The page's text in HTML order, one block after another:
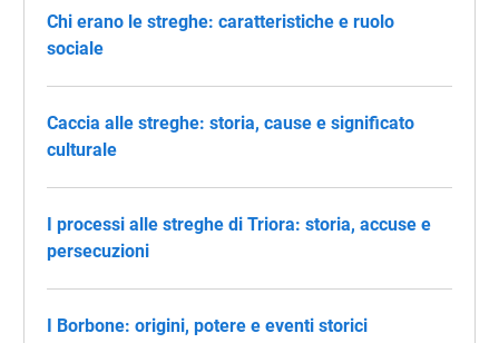
Chi erano le streghe: caratteristiche e ruolo
sociale
Caccia alle streghe: storia, cause e significato
culturale
I processi alle streghe di Triora: storia, accuse e
persecuzioni
I Borbone: origini, potere e eventi storici